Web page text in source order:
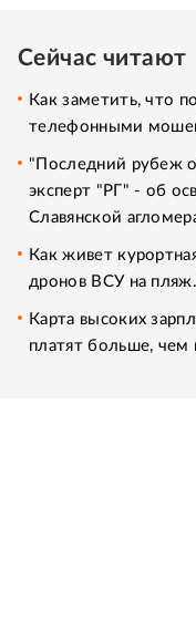
Сейчас читают
Как заметить, что
телефонными
"Последний рубеж
эксперт "РГ" - об
Славянской
Как живет
дронов ВСУ на
Карта высоких
платят больше, чем